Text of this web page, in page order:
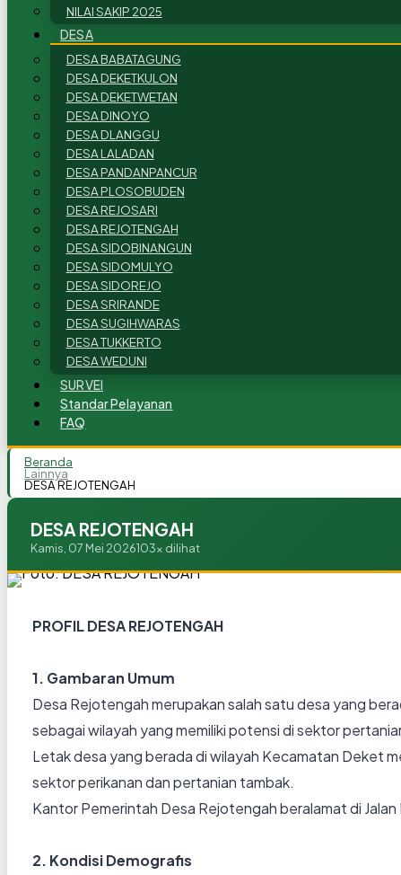
NILAI SAKIP 2025
DESA
DESA BABATAGUNG
DESA DEKETKULON
DESA DEKETWETAN
DESA DINOYO
DESA DLANGGU
DESA LALADAN
DESA PANDANPANCUR
DESA PLOSOBUDEN
DESA REJOSARI
DESA REJOTENGAH
DESA SIDOBINANGUN
DESA SIDOMULYO
DESA SIDOREJO
DESA SRIRANDE
DESA SUGIHWARAS
DESA TUKKERTO
DESA WEDUNI
SURVEI
Standar Pelayanan
FAQ
Beranda
Lainnya
DESA REJOTENGAH
DESA REJOTENGAH
Kamis, 07 Mei 2026103x dilihat
PROFIL DESA REJOTENGAH
1. Gambaran Umum
Desa Rejotengah merupakan salah satu desa yang
sebagai wilayah yang memiliki potensi di sektor
Letak desa yang berada di wilayah Kecamatan Deket
sektor perikanan dan pertanian tambak.
Kantor Pemerintah Desa Rejotengah beralamat di
2. Kondisi Demografis